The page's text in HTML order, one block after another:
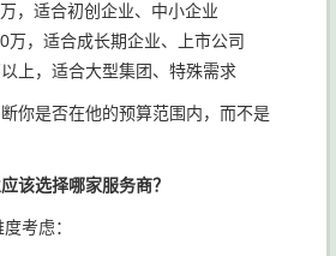
，适合初创企业、中小企业
万，适合成长期企业、上市公司
上，适合大型集团、特殊需求
你是否在他的预算范围内，而不是
该选择哪家服务商？
考虑：